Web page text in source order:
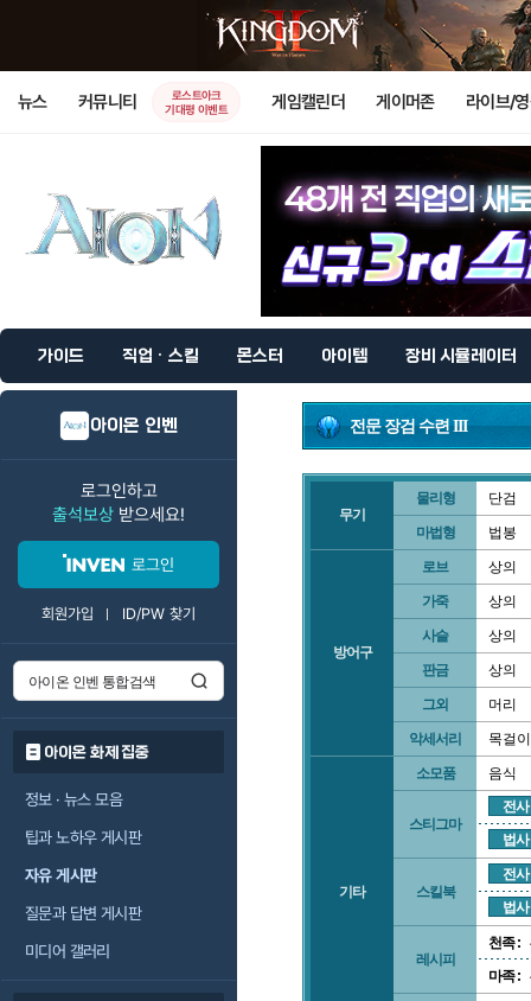
뉴스 커뮤니티
로스트아크
기대평 이벤트
게임캘린더 게이머존 라이브/
가이드 직업 · 스킬 몬스터 아이템 장비 시뮬레이터
아이온 인벤
로그인하고
출석보상 받으세요!
로그인
회원가입 ID/PW 찾기
아이온 화제 집중
정보 · 뉴스 모음
팁과 노하우 게시판
자유 게시판
질문과 답변 게시판
미디어 갤러리
전문 장검 수련 III
무기
물리형 단검
마법형 법봉
방어구
로브 상의
가죽 상의
사슬 상의
판금 상의
그외 머리
악세서리 목걸이
기타
소모품 음식
스티그마
전사
법사
스킬북
전사
법사
레시피
천족 :
마족 :